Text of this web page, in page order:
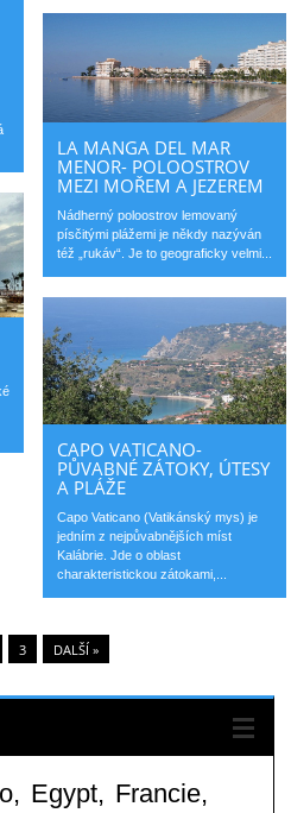
LA MANGA DEL MAR
MENOR- POLOOSTROV
MEZI MOŘEM A JEZEREM
Nádherný poloostrov lemovaný
písčitými plážemi je někdy nazýván
též „rukáv“. Je to geograficky velmi...
CAPO VATICANO-
PŮVABNÉ ZÁTOKY, ÚTESY
A PLÁŽE
Capo Vaticano (Vatikánský mys) je
jedním z nejpůvabnějších míst
Kalábrie. Jde o oblast
charakteristickou zátokami,...
3 DALŠÍ »
Egypt
Francie